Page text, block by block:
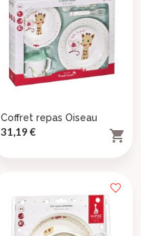
Coffret repas Oiseau
Prix
31,19 € 